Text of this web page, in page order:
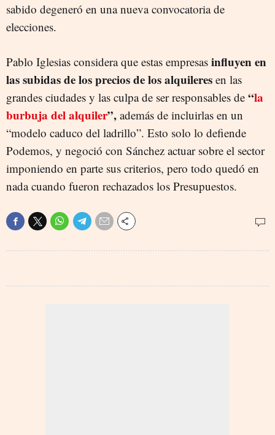
sabido degeneró en una nueva convocatoria de
elecciones.
Pablo Iglesias considera que estas empresas influyen en
las subidas de los precios de los alquileres en las
grandes ciudades y las culpa de ser responsables de “la
burbuja del alquiler”, además de incluirlas en un
“modelo caduco del ladrillo”. Esto solo lo defiende
Podemos, y negoció con Sánchez actuar sobre el sector
imponiendo en parte sus criterios, pero todo quedó en
nada cuando fueron rechazados los Presupuestos.